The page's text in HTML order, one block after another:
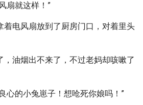
扇就这样！”
着电风扇放到了厨房门口，对着里头
，油烟出不来了，不过老妈却咳嗽了
心的小兔崽子！想呛死你娘吗！”